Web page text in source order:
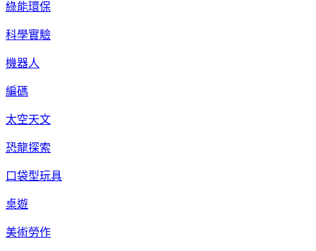
綠能環保
科學實驗
機器人
編碼
太空天文
恐龍探索
口袋型玩具
桌遊
美術勞作